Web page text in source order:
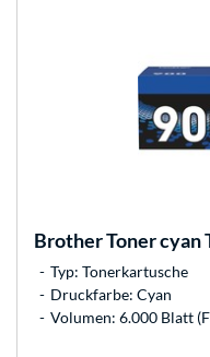
BrotherToner cyan
Typ: Tonerkartusche
Druckfarbe: Cyan
Volumen: 6.000 Blatt